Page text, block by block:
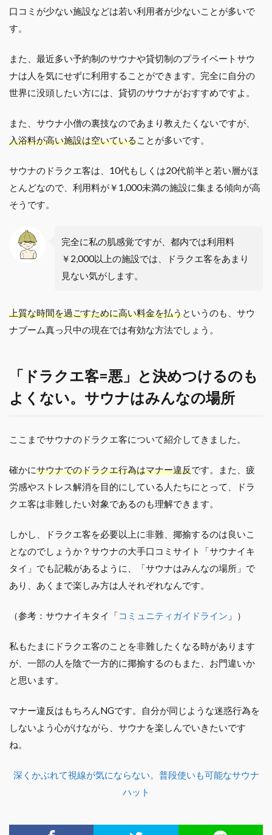
口コミが少ない施設などは若い利用者が少ないことが多いで
す。
また、最近多い予約制のサウナや貸切制のプライベートサウ
ナは人を気にせずに利用することができます。完全に自分の
世界に没頭したい方には、貸切のサウナがおすすめですよ。
また、サウナ小僧の裏技なのであまり教えたくないですが、
入浴料が高い施設は空いていることが多いです。
サウナのドラクエ客は、10代もしくは20代前半と若い層がほ
とんどなので、利用料が￥1,000未満の施設に集まる傾向が高
そうです。
完全に私の肌感覚ですが、都内では利用料
￥2,000以上の施設では、ドラクエ客をあまり
見ない気がします。
上質な時間を過ごすために高い料金を払うというのも、サウ
ナブーム真っ只中の現在では有効な方法でしょう。
「ドラクエ客=悪」と決めつけるのも
よくない。サウナはみんなの場所
ここまでサウナのドラクエ客について紹介してきました。
確かにサウナでのドラクエ行為はマナー違反です。また、疲
労感やストレス解消を目的にしている人たちにとって、ドラ
クエ客は非難したい対象であるのも理解できます。
しかし、ドラクエ客を必要以上に非難、揶揄するのは良いこ
となのでしょうか？サウナの大手口コミサイト「サウナイキ
タイ」でも記載があるように、「サウナはみんなの場所」で
あり、あくまで楽しみ方は人それぞれなんです。
（参考：サウナイキタイ「コミュニティガイドライン 」）
私もたまにドラクエ客のことを非難したくなる時があります
が、一部の人を陰で一方的に揶揄するのもまた、お門違いか
と思います。
マナー違反はもちろんNGです。自分が同じような迷惑行為を
しないよう心がけながら、サウナを楽しんでいきたいです
ね。
深くかぶれて視線が気にならない。普段使いも可能なサウナ
ハット